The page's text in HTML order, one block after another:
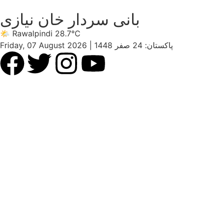
بانی سردار خان نیازی
🌤 Rawalpindi 28.7°C
Friday, 07 August 2026
پاکستان: 24 صفر 1448